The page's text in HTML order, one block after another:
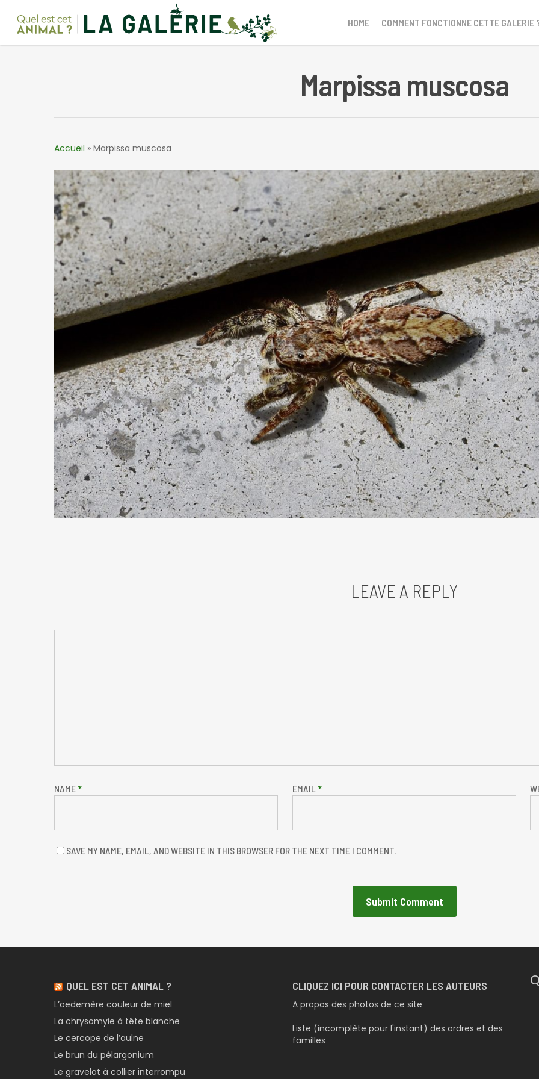
main
HOME COMMENT FONCTIONNE CETTE GALERIE
Marpissa muscosa
Accueil » Marpissa muscosa
LEAVE A REPLY
NAME * EMAIL *
SAVE MY NAME, EMAIL, AND WEBSITE IN THIS BROWSER FOR THE NEXT TIME I COMMENT.
QUEL EST CET ANIMAL ?
L’oedemère couleur de miel
La chrysomyie à tête blanche
Le cercope de l’aulne
Le brun du pélargonium
Le gravelot à collier interrompu
CLIQUEZ ICI POUR CONTACTER LES AUTEURS
A propos des photos de ce site
Liste (incomplète pour l'instant) des ordres et des
familles